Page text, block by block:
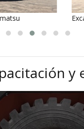
Excavadora
y